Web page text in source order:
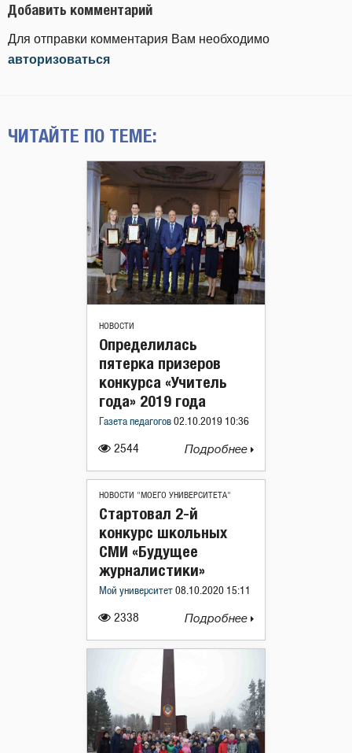
Добавить комментарий
Для отправки комментария Вам необходимо
авторизоваться
ЧИТАЙТЕ ПО ТЕМЕ:
НОВОСТИ
2544
Определилась
пятерка призеров
конкурса «Учитель
года» 2019 года
Газета педагогов 02.10.2019 10:36
Подробнее
НОВОСТИ "МОЕГО УНИВЕРСИТЕТА"
2338
Стартовал 2-й
конкурс школьных
СМИ «Будущее
журналистики»
Мой университет 08.10.2020 15:11
Подробнее